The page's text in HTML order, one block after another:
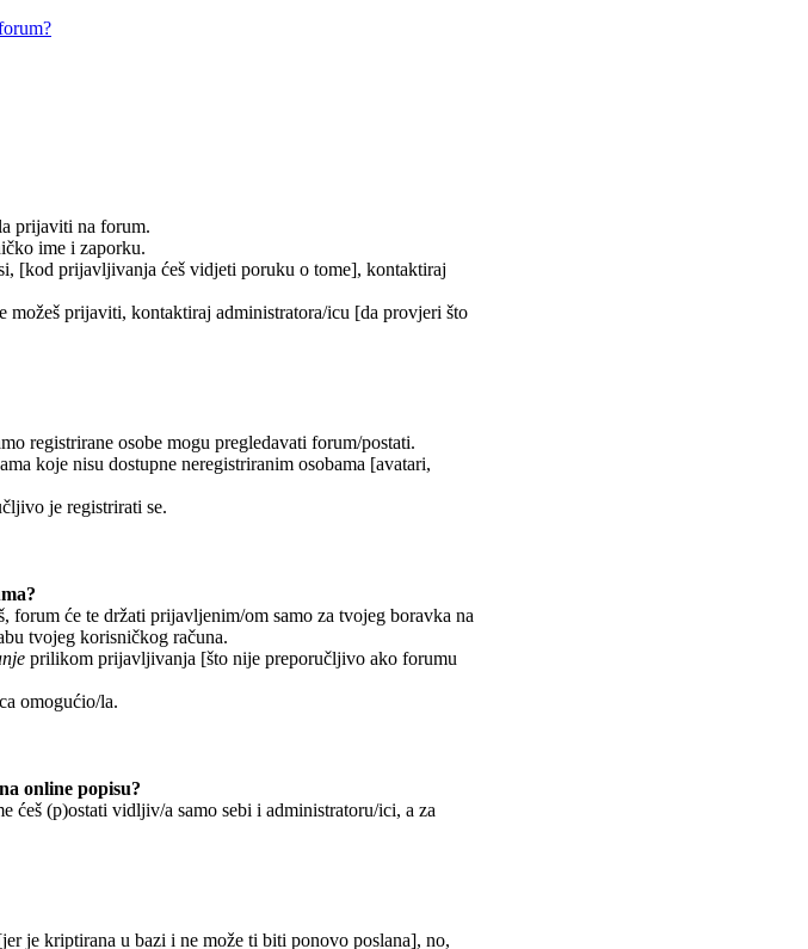
prijaviti na forum.
ime i zaporku.
[kod prijavljivanja ćeš vidjeti poruku o tome], kontaktiraj
prijaviti, kontaktiraj administratora/icu [da provjeri što
registrirane osobe mogu pregledavati forum/postati.
koje nisu dostupne neregistriranim osobama [avatari,
je registrirati se.
forum će te držati prijavljenim/om samo za tvojeg boravka na
tvojeg korisničkog računa.
prilikom prijavljivanja [što nije preporučljivo ako forumu
omogućio/la.
online popisu?
ćeš (p)ostati vidljiv/a samo sebi i administratoru/ici, a za
je kriptirana u bazi i ne može ti biti ponovo poslana], no,